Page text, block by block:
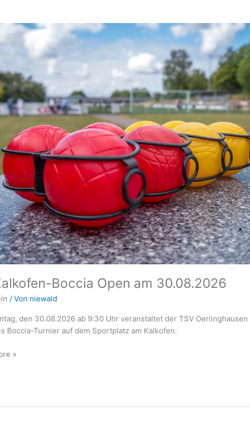
Boccia Open am 30.08.2026
/ Von niewald
den 30.08.2026 ab 9:30 Uhr veranstaltet der TSV
Boccia-Turnier auf dem Sportplatz am Kalkofen.
»